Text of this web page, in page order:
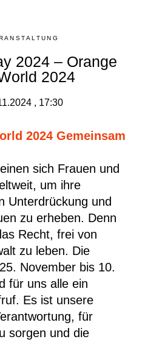
2024 – Orange
2024
, 17:30
2024 Gemeinsam
sich Frauen und
um ihre
Unterdrückung und
zu erheben. Denn
Recht, frei von
zu leben. Die
November bis 10.
für uns alle ein
Es ist unsere
für
sorgen und die